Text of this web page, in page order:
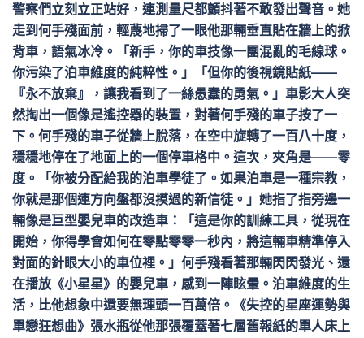
警察們立刻立正站好，連測量尺都顫抖著不敢發出聲音。她
走到何手殘面前，輕蔑地掃了一眼他那輛垂直貼在牆上的掀
背車，語氣冰冷。「新手，你的車技像一團混亂的毛線球。
你污染了泊車維度的純粹性。」「但你的後視鏡貼紙——
『永不放棄』，讓我看到了一絲愚蠢的勇氣。」車影大人突
然掏出一個像是遙控器的裝置，對著何手殘的車子按了一
下。何手殘的車子從牆上脫落，在空中旋轉了一百八十度，
穩穩地停在了地面上的一個停車格中。這次，夾角是——零
度。「你被分配給我的泊車學徒了。如果泊車是一種宗教，
你就是那個連方向盤都沒摸過的新信徒。」她指了指旁邊一
輛像是巨型嬰兒車的改造車：「這是你的訓練工具，從現在
開始，你得學會如何在零點零零一秒內，將這輛車精準停入
對面的針眼大小的車位裡。」何手殘看著那輛閃閃發光、還
在播放《小星星》的嬰兒車，感到一陣眩暈。泊車維度的生
活，比他想象中還要無理頭一百萬倍。《失控的星座運勢與
單戀狂想曲》張水瓶從他那張覆蓋著七層舊報紙的單人床上